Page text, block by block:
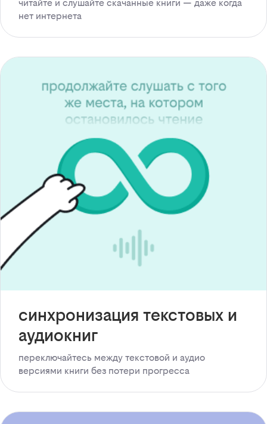
читайте и слушайте скачанные книги — даже когда
нет интернета
синхронизация текстовых и
аудиокниг
переключайтесь между текстовой и аудио
версиями книги без потери прогресса